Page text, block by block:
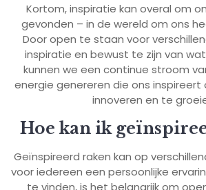
Kortom, inspiratie kan overal om
gevonden – in de wereld om ons
Door open te staan voor
inspiratie en bewust te zijn van
kunnen we een continue stroom
energie genereren die ons
innoveren en te
Hoe kan ik
Geïnspireerd raken kan op
voor iedereen een persoonlijke
te vinden, is het belangrijk om